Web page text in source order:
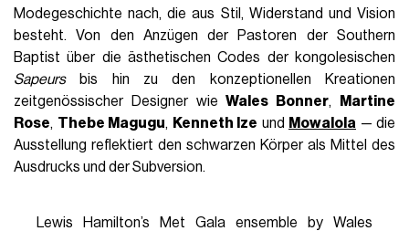
Modegeschichte nach, die aus Stil, Widerstand und Vision
besteht. Von den Anzügen der Pastoren der Southern
Baptist über die ästhetischen Codes der kongolesischen
Sapeursbis hin zu den konzeptionellen Kreationen
zeitgenössischer Designer wieWales Bonner,
Martine
Rose, Thebe Magugu, Kenneth Ize und Mowalola — die
Ausstellung reflektiert den schwarzen Körper als Mittel des
Ausdrucks und der Subversion.
Lewis Hamilton’s Met Gala ensemble by Wales